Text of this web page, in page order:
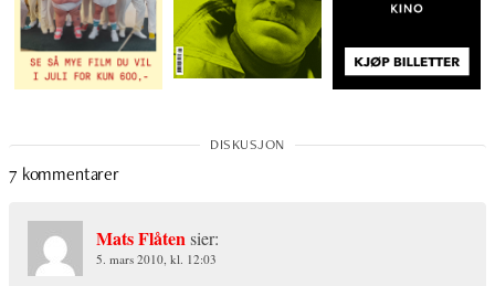
7 kommentarer
Mats Flåtensier:
5. mars 2010, kl. 12:03